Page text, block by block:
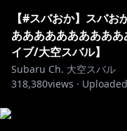
【#スバおか】スバ
あああああああああ
イブ/大空スバル】
Subaru Ch. 大空スバル
318,380views · Uploaded